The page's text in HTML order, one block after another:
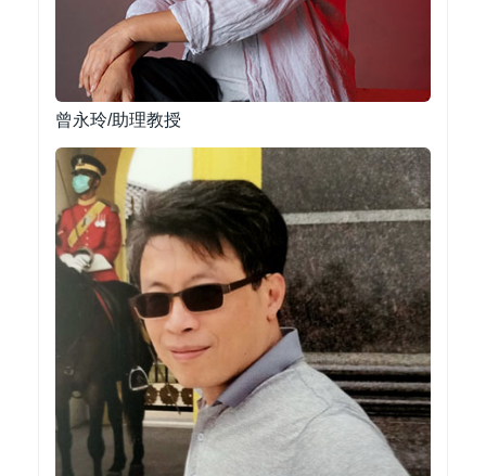
曾永玲/助理教授